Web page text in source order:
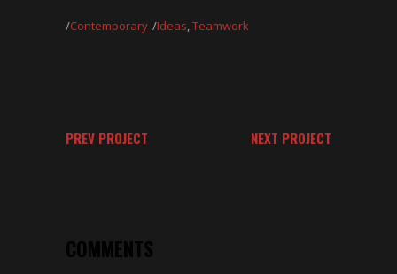
Contemporary Ideas,Teamwork
PREV PROJECT NEXT PROJECT
COMMENTS